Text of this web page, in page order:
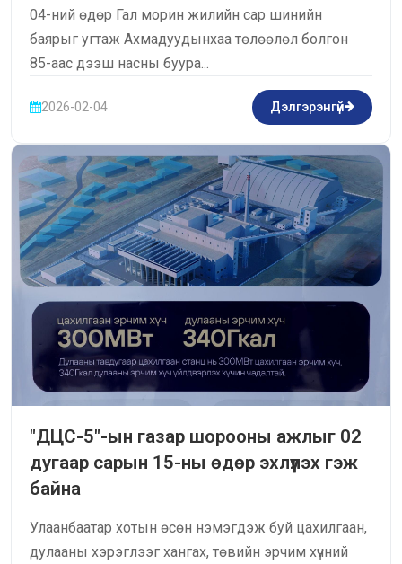
04-ний өдөр Гал морин жилийн сар шинийн
баярыг угтаж Ахмадуудынхаа төлөөлөл болгон
85-аас дээш насны буура...
2026-02-04 Дэлгэрэнгүй
"ДЦС-5"-ын газар шорооны ажлыг 02
дугаар сарын 15-ны өдөр эхлүүлэх гэж
байна
Улаанбаатар хотын өсөн нэмэгдэж буй цахилгаан,
дулааны хэрэглээг хангах, төвийн эрчим хүчний